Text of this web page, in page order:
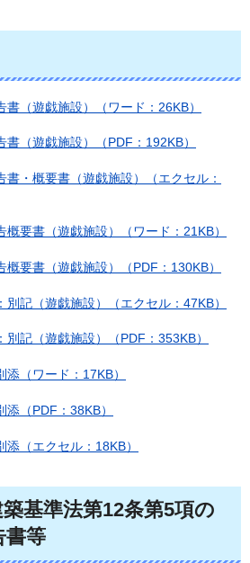
書（遊戯施設）（ワード：26KB）
書（遊戯施設）（PDF：192KB）
書・概要書（遊戯施設）（エクセル：
概要書（遊戯施設）（ワード：21KB）
概要書（遊戯施設）（PDF：130KB）
別記（遊戯施設）（エクセル：47KB）
別記（遊戯施設）（PDF：353KB）
添（ワード：17KB）
添（PDF：38KB）
添（エクセル：18KB）
築基準法第12条第5項の
書等